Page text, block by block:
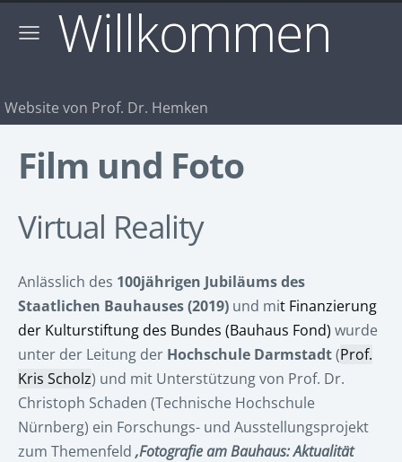
Willkommen
Website von Prof. Dr. Hemken
Film und Foto
Virtual Reality
Anlässlich des 100jährigen Jubiläums des
Staatlichen Bauhauses (2019) und mit Finanzierung
der Kulturstiftung des Bundes (Bauhaus Fond) wurde
unter der Leitung der Hochschule Darmstadt(Prof.
Kris Scholz) und mit Unterstützung von Prof. Dr.
Christoph Schaden (Technische Hochschule
Nürnberg) ein Forschungs- und Ausstellungsprojekt
zum Themenfeld ‚Fotografie am Bauhaus: Aktualität